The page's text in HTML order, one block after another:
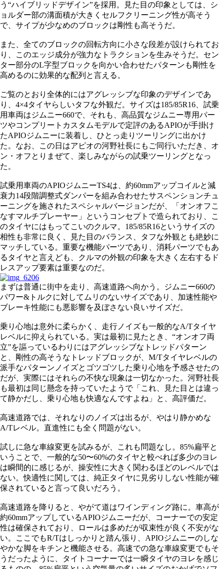
う“ハイブリッドデザイン”を採用。見た目の印象としては、シ
ョルダー部の溝面積が大きくセルフクリーニング性が高そう
で、サイプが少なめのブロックは剛性も高そうだ。
また、全てのブロックの回転方向に小さな段差が設けられてお
り、このエッジ成分が強力なトラクションを生みそうだ。セン
ター部分のL字型ブロックを向かい合わせたパターンも剛性を
高めるのに効果的な配列と言える。
ご覧のとおり全体的にはアグレッシブな印象のデザインであ
り、4×4タイヤらしいタフな外観だ。サイズは185/85R16、試乗
用車両はジムニー660で、それも、高品質なジムニー専用パー
ツやコンプリートカスタムモデルで定評のあるAPIOが手掛け
たAPIOジムニーに装着し、ひとっ走りツーリングに出かけ
た。なお、この日はアピオの河野社長にもご同行いただき、オ
ン・オフとりまぜて、楽しみながらの試乗ツーリングとなっ
た。
試乗用車両のAPIOジムニーTS4は、約60mmアップコイルと減
衰力14段階調整式ダンパーを組み合わせたサスペンションチュ
ーニングを施されたスペシャルバージョンだが、「オンオフこ
なすマルチプレーヤー」というコンセプトで造られており、こ
のタイヤにはもってこいのクルマ。185/85R16というサイズの
相性も非常に良く、見た目のバランス、タフな外観とも絶妙に
マッチしている。重要な機能パーツであり、消耗パーツでもあ
るタイヤと言えども、クルマの外観の印象を大きく左右するド
レスアップ要素は重要なのだ。
まずは普通に街中を走り、高速道路へ向かう。ジムニー660の
パワー&トルクに対してムリのないサイズであり、加速性能や
ブレーキ性能にも悪影響を及ぼさない良いサイズだ。
乗り心地は意外に柔らかく、走行ノイズも一般的なA/Tタイヤ
レベルに抑えられている。実は最初に見たとき、“オンオフ両
立”を謳っているわりにはアグレッシブなトレッドパターン
と、剛性の高そうなトレッドブロックが、M/Tタイヤレベルの
派手なパターンノイズとゴツゴツした乗り心地を予感させたの
だが、実際にはそれらの不快な現象は一切なかった。河野社長
も最初は同じ懸念を持っていたようで「これ、見た目とは違っ
て静かだし、乗り心地も快適なんですよね」と、高評価だ。
高速道路では、それなりのノイズは出るが、やはり静かめな
A/Tレベル。直進性にも全く問題がない。
試しに急な車線変更を試みるが、これも問題なし。85%扁平と
いうことで、一般的な50〜60%のタイヤと較べれば多少のヨレ
は瞬間的に感じるが、操安性に大きく関わるほどのレベルでは
ない。快適性に関しては、純正タイヤに見劣りしない性能が確
保されていると言って良いだろう。
高速道路を降りると、やがて道はワインディング路に。車高が
約60mmアップしているAPIOジムニーだが、コーナーでの安定
性は確保されており、ロールは多めだが収束性が良く不安がな
い。ここでもR/Tはしっかりと踏ん張り、APIOジムニーのしな
やかな脚をキチンと機能させる。高速での急な車線変更でもそ
うだったように、タイトコーナーでは一瞬タイヤのヨレを感じ